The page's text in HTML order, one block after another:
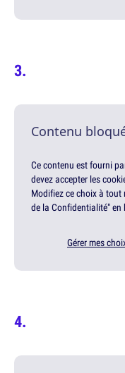
Contenu
Ce contenu est fourni
devez accepter les
Modifiez ce choix à tout
de la Confidentialité" en
Gérer mes